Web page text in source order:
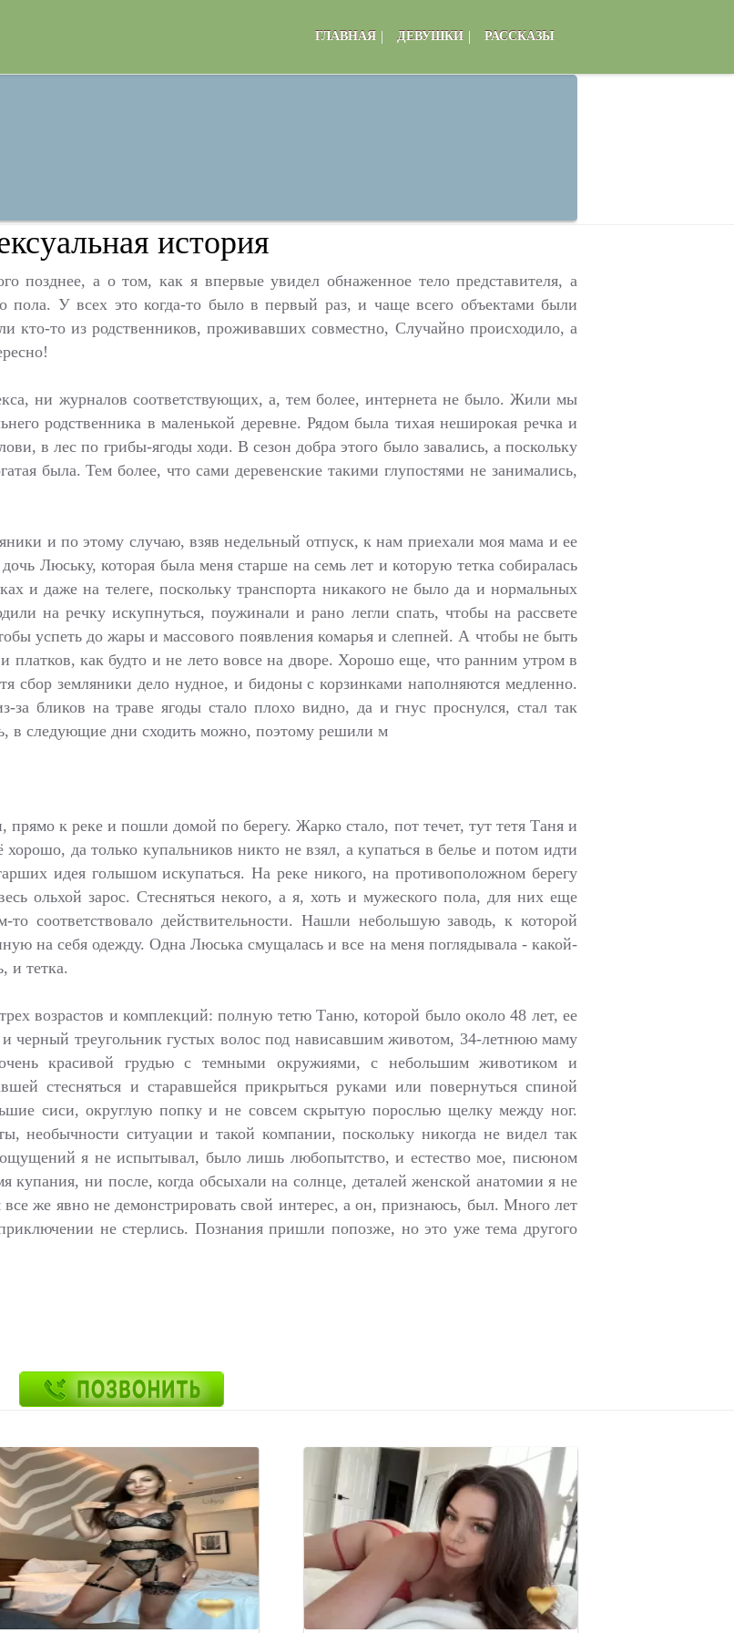
|
ГЛАВНАЯ |
ДЕВУШКИ РАССКАЗЫ
история
позднее, а о том, как я впервые увидел обнаженное тело представителя, а
пола. У всех это когда-то было в первый раз, и чаще всего объектами были
кто-то из родственников, проживавших совместно, Случайно происходило, а
ни журналов соответствующих, а, тем более, интернета не было. Жили мы
родственника в маленькой деревне. Рядом была тихая неширокая речка и
в лес по грибы-ягоды ходи. В сезон добра этого было завались, а поскольку
была. Тем более, что сами деревенские такими глупостями не занимались,
и по этому случаю, взяв недельный отпуск, к нам приехали моя мама и ее
Люську, которая была меня старше на семь лет и которую тетка собиралась
и даже на телеге, поскольку транспорта никакого не было да и нормальных
на речку искупнуться, поужинали и рано легли спать, чтобы на рассвете
успеть до жары и массового появления комарья и слепней. А чтобы не быть
платков, как будто и не лето вовсе на дворе. Хорошо еще, что ранним утром в
сбор земляники дело нудное, и бидоны с корзинками наполняются медленно.
бликов на траве ягоды стало плохо видно, да и гнус проснулся, стал так
в следующие дни сходить можно, поэтому решили м
к реке и пошли домой по берегу. Жарко стало, пот течет, тут тетя Таня и
хорошо, да только купальников никто не взял, а купаться в белье и потом идти
идея голышом искупаться. На реке никого, на противоположном берегу
ольхой зарос. Стесняться некого, а я, хоть и мужеского пола, для них еще
соответствовало действительности. Нашли небольшую заводь, к которой
на себя одежду. Одна Люська смущалась и все на меня поглядывала - какой-
и тетка.
возрастов и комплекций: полную тетю Таню, которой было около 48 лет, ее
черный треугольник густых волос под нависавшим животом, 34-летнюю маму
красивой грудью с темными окружиями, с небольшим животиком и
стесняться и старавшейся прикрыться руками или повернуться спиной
сиси, округлую попку и не совсем скрытую порослью щелку между ног.
необычности ситуации и такой компании, поскольку никогда не видел так
я не испытывал, было лишь любопытство, и естество мое, писюном
купания, ни после, когда обсыхали на солнце, деталей женской анатомии я не
все же явно не демонстрировать свой интерес, а он, признаюсь, был. Много лет
не стерлись. Познания пришли попозже, но это уже тема другого